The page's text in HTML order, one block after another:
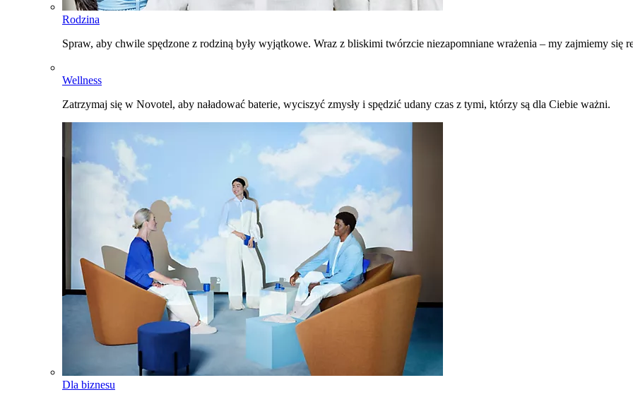
Rodzina
Spraw, aby chwile spędzone z rodziną były wyjątkowe. Wraz z bliskimi twórzcie niezapomniane wrażenia – my zajmiemy się
Wellness
Zatrzymaj się w Novotel, aby naładować baterie, wyciszyć zmysły i spędzić udany czas z tymi, którzy są dla Ciebie ważni.
Dla biznesu